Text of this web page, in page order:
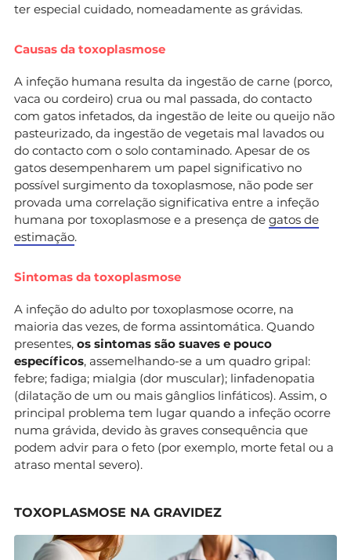
ter especial cuidado, nomeadamente as grávidas.
Causas da toxoplasmose
A infeção humana resulta da ingestão de carne (porco,
vaca ou cordeiro) crua ou mal passada, do contacto
com gatos infetados, da ingestão de leite ou queijo não
pasteurizado, da ingestão de vegetais mal lavados ou
do contacto com o solo contaminado. Apesar de os
gatos desempenharem um papel significativo no
possível surgimento da toxoplasmose, não pode ser
provada uma correlação significativa entre a infeção
humana por toxoplasmose e a presença de gatos de
estimação.
Sintomas da toxoplasmose
A infeção do adulto por toxoplasmose ocorre, na
maioria das vezes, de forma assintomática. Quando
presentes, os sintomas são suaves e pouco
específicos, assemelhando-se a um quadro gripal:
febre; fadiga; mialgia (dor muscular); linfadenopatia
(dilatação de um ou mais gânglios linfáticos). Assim, o
principal problema tem lugar quando a infeção ocorre
numa grávida, devido às graves consequência que
podem advir para o feto (por exemplo, morte fetal ou a
atraso mental severo).
TOXOPLASMOSE NA GRAVIDEZ